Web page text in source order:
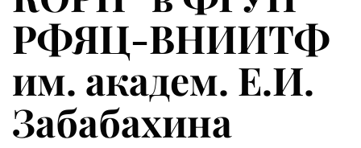
РФЯЦ-ВНИИТФ
им. академ. Е.И.
Забабахина